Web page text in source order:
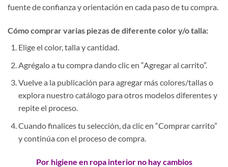
fuente de confianza y orientación en cada paso de tu compra.
Cómo comprar varias piezas de diferente color y/o talla:
Elige el color, talla y cantidad.
Agrégalo a tu compra dando clic en “Agregar al carrito”.
Vuelve a la publicación para agregar más colores/tallas o
explora nuestro catálogo para otros modelos diferentes y
repite el proceso.
Cuando finalices tu selección, da clic en “Comprar carrito”
y continúa con el proceso de compra.
Por higiene en ropa interior no hay cambios